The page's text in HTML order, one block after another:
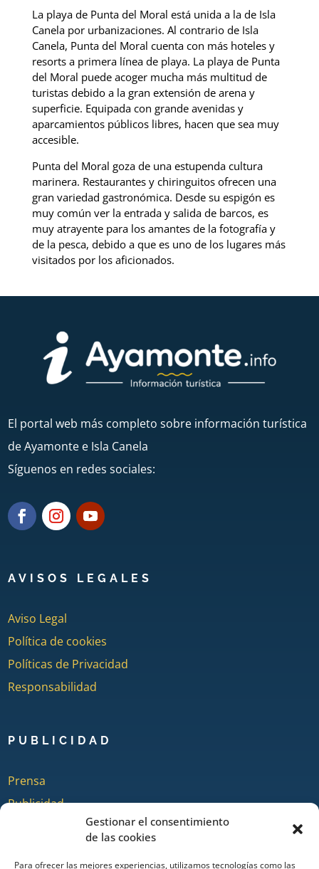
Gestionar el consentimiento
de las cookies
Para ofrecer las mejores experiencias, utilizamos tecnologías como las
La playa de Punta del Moral está unida a la de Isla
Canela por urbanizaciones. Al contrario de Isla
Canela, Punta del Moral cuenta con más hoteles y
resorts a primera línea de playa. La playa de Punta
del Moral puede acoger mucha más multitud de
turistas debido a la gran extensión de arena y
superficie. Equipada con grande avenidas y
aparcamientos públicos libres, hacen que sea muy
accesible.
Punta del Moral goza de una estupenda cultura
marinera. Restaurantes y chiringuitos ofrecen una
gran variedad gastronómica. Desde su espigón es
muy común ver la entrada y salida de barcos, es
muy atrayente para los amantes de la fotografía y
de la pesca, debido a que es uno de los lugares más
visitados por los aficionados.
El portal web más completo sobre información turística
de Ayamonte e Isla Canela
Síguenos en redes sociales:
AVISOS LEGALES
Aviso Legal
Política de cookies
Políticas de Privacidad
Responsabilidad
PUBLICIDAD
Prensa
Publicidad
Quienes somos